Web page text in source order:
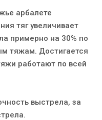
арбалете
тяг увеличивает
примерно на 30% по
тяжам. Достигается
работают по всей
выстрела, за